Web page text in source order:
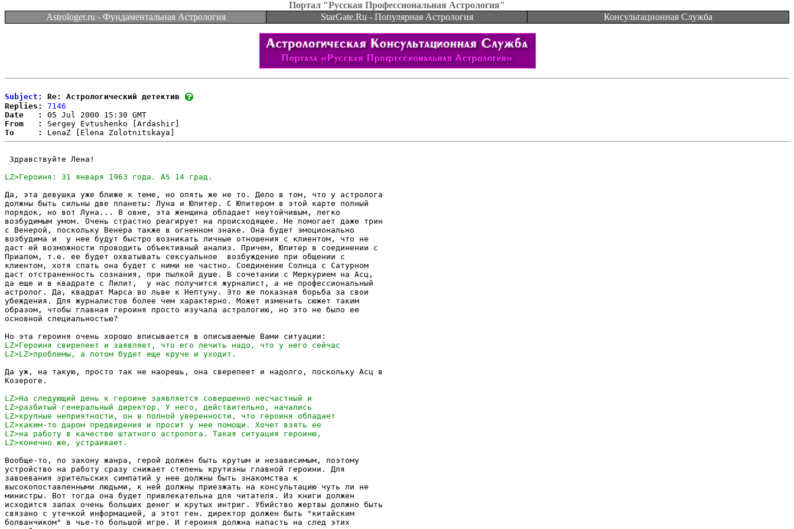
Портал "Русская Профессиональная Астрология"
Astrologer.ru - Фундаментальная Астрология
StarGate.Ru - Популярная Астрология Консультационная Служба
Subject : Re: Астрологический детектив
Replies:
7146
Date   :
From   :
To     :
Здравствуйте Лена!
Да, эта девушка уже ближе к теме, но опять же не то. Дело в том, что у астролога
должны быть сильны две планеты: Луна и Юпитер. С Юпитером в этой карте полный
порядок, но вот Луна... В овне, эта женщина обладает неутойчивым, легко
возбудимым умом. Очень страстно реагирует на происходящее. Не помогает даже трин
с Венерой, поскольку Венера также в огненном знаке. Она будет эмоционально
возбудима и  у нее будут быстро возникать личные отношения с клиентом, что не
даст ей возможности проводить объективный анализ. Причем, Юпитер в соединении с
Приапом, т.е. ее будет охватывать сексуальное  возбуждение при общении с
клиентом, хотя спать она будет с ними не частно. Соединение Солнца с Сатурном
даст отстраненность сознания, при пылкой душе. В сочетании с Меркурием на Асц,
да еще и в квадрате с Лилит,  у нас получится журналист, а не профессиональный
астролог. Да, квадрат Марса во льве к Нептуну. Это же показная борьба за свои
убеждения. Для журналистов более чем характерно. Может изменить сюжет таким
образом, чтобы главная героиня просто изучала астрологию, но это не было ее
основной специальностью?
Да уж, на такую, просто так не наорешь, она сверепеет и надолго, поскольку Асц в
Козероге.
Вообще-то, по закону жанра, герой должен быть крутым и независимым, поэтому
устройство на работу сразу снижает степень крутизны главной героини. Для
завоевания зрительских симпатий у нее должны быть знакомства к
высокопоставленными людьми, к ней должны приезжать на консультацию чуть ли не
министры. Вот тогда она будет привлекательна для читателя. Из книги должен
исходится запах очень больших денег и крутых интриг. Убийство жертвы должно быть
связано с утечкой информацией, а этот ген. директор должен быть "китайским
болванчиком" в чье-то большой игре. И героиня должна напасть на след этих